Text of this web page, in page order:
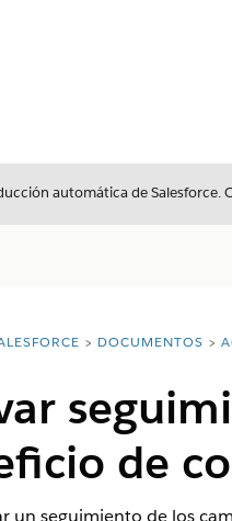
automática de Salesforce.
DOCUMENTOS
de
un seguimiento de los